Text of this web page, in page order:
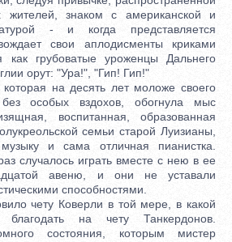
жителей, знаком с американской и
- и когда представляется
свои аплодисменты криками
грубоватые уроженцы Дальнего
орут: "Ура!", "Гип! Гип!"
на десять лет моложе своего
особых вздохов, обогнула мыс
воспитанная, образованная
семьи старой Луизианы,
и сама отличная пианистка.
случалось играть вместе с нею в ее
авеню, и они не уставали
способностями.
чету Коверли в той мере, в какой
на чету Танкердонов.
состояния, которым мистер